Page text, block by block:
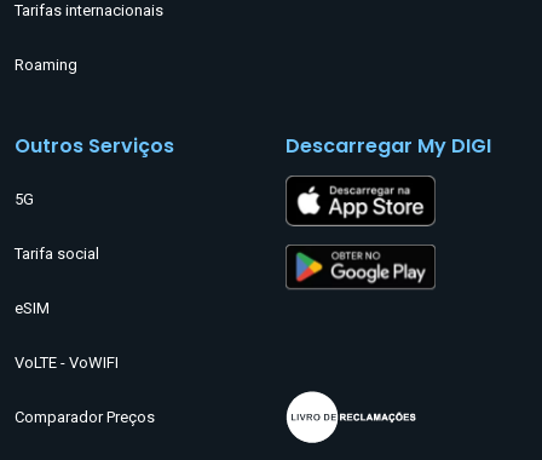
Tarifas internacionais
Roaming
Outros Serviços
5G
Tarifa social
eSIM
VoLTE - VoWIFI
Comparador Preços
Descarregar My DIGI